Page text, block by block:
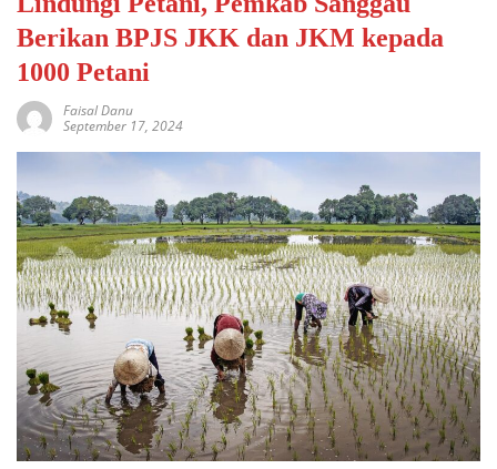
Berikan BPJS JKK dan JKM kepada
1000 Petani
Faisal Danu
September 17, 2024